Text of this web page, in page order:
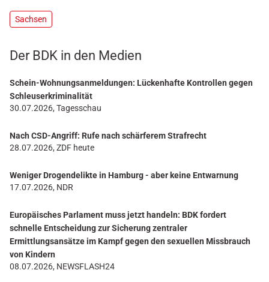
Sachsen
Der BDK in den Medien
Schein-Wohnungsanmeldungen: Lückenhafte Kontrollen gegen
Schleuserkriminalität
30.07.2026, Tagesschau
Nach CSD-Angriff: Rufe nach schärferem Strafrecht
28.07.2026, ZDF heute
Weniger Drogendelikte in Hamburg - aber keine Entwarnung
17.07.2026, NDR
Europäisches Parlament muss jetzt handeln: BDK fordert
schnelle Entscheidung zur Sicherung zentraler
Ermittlungsansätze im Kampf gegen den sexuellen Missbrauch
von Kindern
08.07.2026, NEWSFLASH24